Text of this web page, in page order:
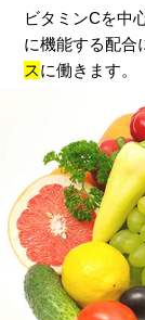
ビタミンCを中
に機能する配合
スに働きます。